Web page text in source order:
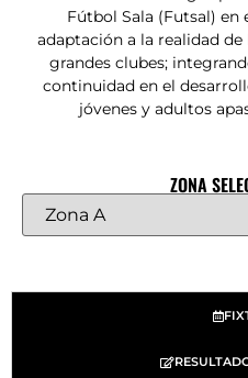
Fútbol Sala (Futsal) en
adaptación a la realidad
grandes clubes;
continuidad en el
jóvenes y adultos
ZONA